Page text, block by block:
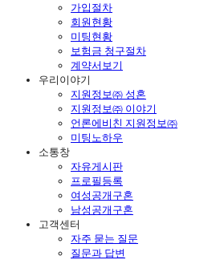
가입절차
회원현황
미팅현황
보험금 청구절차
계약서보기
우리이야기
지원정보㈜ 성혼
지원정보㈜ 이야기
언론에비친 지원정보㈜
미팅노하우
소통창
자유게시판
프로필등록
여성공개구혼
남성공개구혼
고객센터
자주 묻는 질문
질문과 답변